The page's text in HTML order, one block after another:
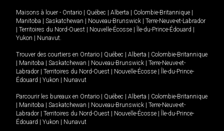
Maisons à louer - Ontario | Québec | Alberta | Colombie-Britannique |
Manitoba | Saskatchewan | Nouveau-Brunswick | Terre-Neuve-et-Labrador
| Territoires du Nord-Ouest | Nouvelle-Écosse | Île-du-Prince-Édouard |
Yukon | Nunavut
Trouver des courtiers en Ontario | Québec | Alberta | Colombie-Britannique
| Manitoba | Saskatchewan | Nouveau-Brunswick | Terre-Neuve-et-
Labrador | Territoires du Nord-Ouest | Nouvelle-Écosse | Île-du-Prince-
Édouard | Yukon | Nunavut
Parcourir les bureaux en Ontario | Québec | Alberta | Colombie-Britannique
| Manitoba | Saskatchewan | Nouveau-Brunswick | Terre-Neuve-et-
Labrador | Territoires du Nord-Ouest | Nouvelle-Écosse | Île-du-Prince-
Édouard | Yukon | Nunavut